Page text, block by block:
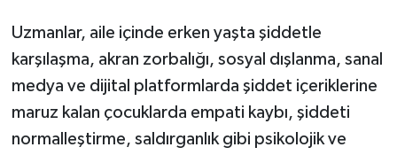
Uzmanlar, aile içinde erken yaşta şiddetle
karşılaşma, akran zorbalığı, sosyal dışlanma, sanal
medya ve dijital platformlarda şiddet içeriklerine
maruz kalan çocuklarda empati kaybı, şiddeti
normalleştirme, saldırganlık gibi psikolojik ve